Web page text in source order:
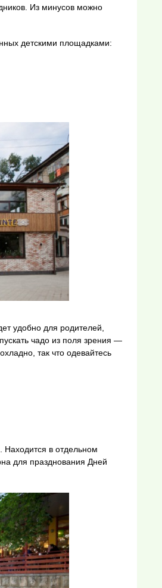
Из минусов можно
детскими площадками:
удобно для родителей,
чадо из поля зрения —
так что одевайтесь
Находится в отдельном
для празднования Дней